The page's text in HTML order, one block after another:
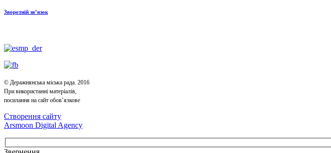
Зворотній зв’язок
© Деражнянська міська рада. 2016
При використанні матеріалів,
посилання на сайт обов’язкове
Створення сайту
Arsmoon Digital Agency